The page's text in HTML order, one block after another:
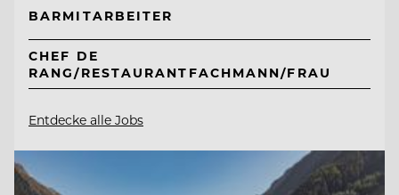
BARMITARBEITER
CHEF DE
RANG/RESTAURANTFACHMANN/FRAU
Entdecke alle Jobs